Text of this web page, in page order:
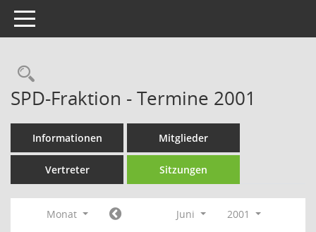
Toggle navigation
Rechercheauswahl
SPD-Fraktion - Termine 2001
Informationen Mitglieder
Vertreter Sitzungen
Monat Juni
2001